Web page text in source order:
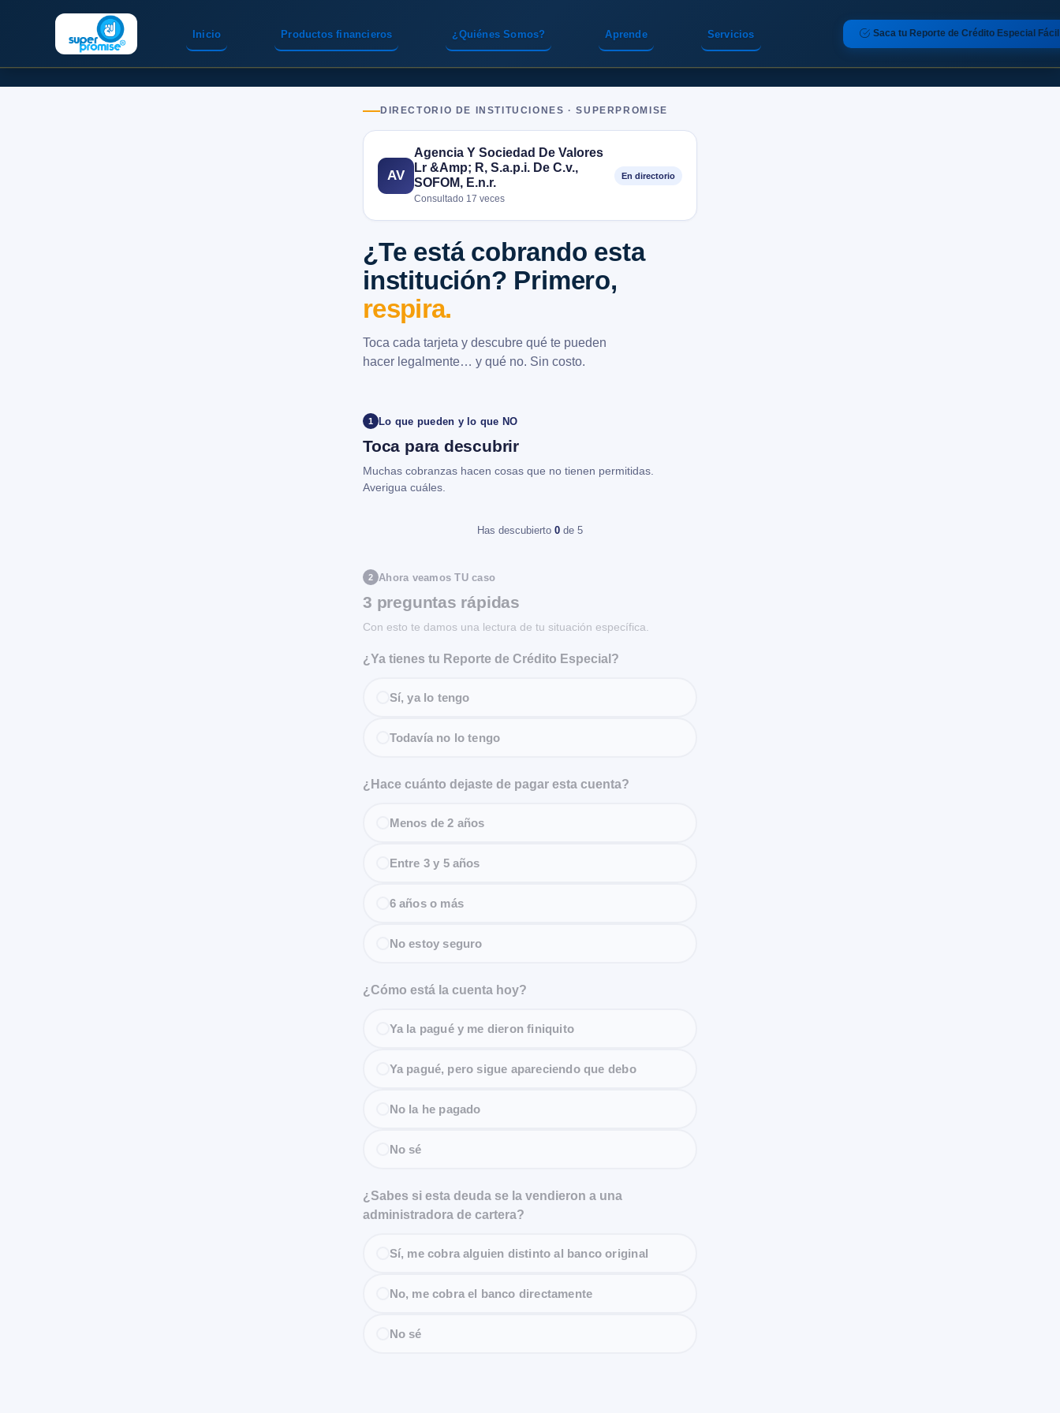
Inicio Servicios
Productos financieros ¿Quiénes Somos? Aprende Saca tu Reporte de Crédito Especial Fácil
DIRECTORIO DE INSTITUCIONES · SUPERPROMISE
AV
Agencia Y Sociedad De Valores
Lr &Amp; R, S.a.p.i. De C.v.,
SOFOM, E.n.r.
Consultado 17 veces
En directorio
¿Te está cobrando esta
institución? Primero,
respira.
Toca cada tarjeta y descubre qué te pueden
hacer legalmente… y qué no. Sin costo.
1 Lo que pueden y lo que NO
Toca para descubrir
Muchas cobranzas hacen cosas que no tienen permitidas.
Averigua cuáles.
Has descubierto 0 de 5
2 Ahora veamos TU caso
3 preguntas rápidas
Con esto te damos una lectura de tu situación específica.
¿Ya tienes tu Reporte de Crédito Especial?
Sí, ya lo tengo
Todavía no lo tengo
¿Hace cuánto dejaste de pagar esta cuenta?
Menos de 2 años
Entre 3 y 5 años
6 años o más
No estoy seguro
¿Cómo está la cuenta hoy?
Ya la pagué y me dieron finiquito
Ya pagué, pero sigue apareciendo que debo
No la he pagado
No sé
¿Sabes si esta deuda se la vendieron a una
administradora de cartera?
Sí, me cobra alguien distinto al banco original
No, me cobra el banco directamente
No sé